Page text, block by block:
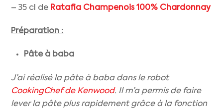
– 35 cl de Ratafia Champenois 100% Chardonnay
Préparation :
Pâte à baba
J’ai réalisé la pâte à baba dans le robot
CookingChef de Kenwood. Il m’a permis de faire
lever la pâte plus rapidement grâce à la fonction